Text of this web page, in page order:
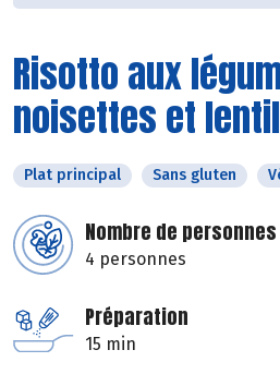
Risotto aux
noisettes et
Plat principal Sans gluten
Nombre de personnes
4 personnes
Préparation
15 min